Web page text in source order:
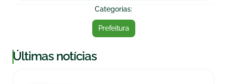
Categorias:
Prefeitura
|Últimas notícias